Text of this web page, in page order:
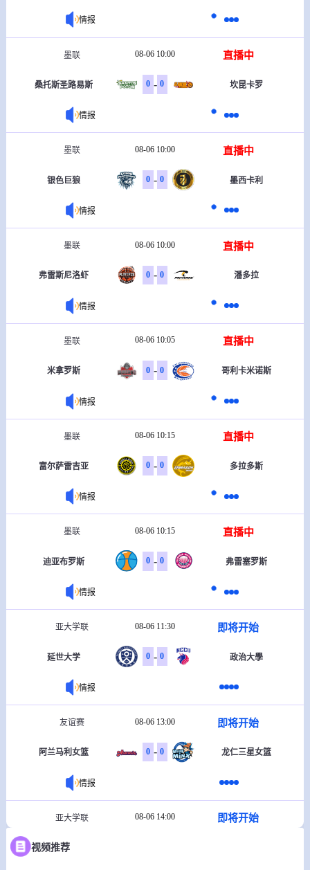
情报
墨联 08-06 10:00 直播中
桑托斯圣路易斯 0 - 0 坎昆卡罗
情报
墨联 08-06 10:00 直播中
银色巨狼 0 - 0 墨西卡利
情报
墨联 08-06 10:00 直播中
弗雷斯尼洛虾 0 - 0 潘多拉
情报
墨联 08-06 10:05 直播中
米拿罗斯 0 - 0 哥利卡米诺斯
情报
墨联 08-06 10:15 直播中
富尔萨雷吉亚 0 - 0 多拉多斯
情报
墨联 08-06 10:15 直播中
迪亚布罗斯 0 - 0 弗雷塞罗斯
情报
亚大学联 08-06 11:30 即将开始
延世大学 0 - 0 政治大學
情报
友谊赛 08-06 13:00 即将开始
阿兰马利女篮 0 - 0 龙仁三星女篮
情报
亚大学联 08-06 14:00 即将开始
北京大学
视频推荐